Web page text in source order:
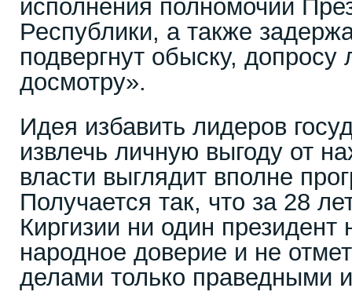
исполнения полномочий
Республики, а также
подвергнут обыску,
досмотру».
Идея избавить лидеров
извлечь личную выгоду от
власти выглядит вполне
Получается так, что за 28
Киргизии ни один президент
народное доверие и не
делами только праведными